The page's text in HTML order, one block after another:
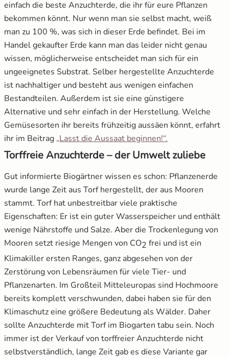
Anzuchterde für Zimmerpflanzen
13. Samenfeste Gemüsesamen nach
ökologischer Anbaumethode bei Beetliebe
14. Zusammenfassung
einfach die beste Anzuchterde, die ihr für eure Pflanzen
bekommen könnt. Nur wenn man sie selbst macht, weiß
man zu 100 %, was sich in dieser Erde befindet. Bei im
Handel gekaufter Erde kann man das leider nicht genau
wissen, möglicherweise entscheidet man sich für ein
ungeeignetes Substrat. Selber hergestellte Anzuchterde
ist nachhaltiger und besteht aus wenigen einfachen
Bestandteilen. Außerdem ist sie eine günstigere
Alternative und sehr einfach in der Herstellung. Welche
Gemüsesorten ihr bereits frühzeitig aussäen könnt, erfahrt
ihr im Beitrag „Lasst die Aussaat beginnen!“.
Torffreie Anzuchterde – der Umwelt zuliebe
Gut informierte Biogärtner wissen es schon: Pflanzenerde
wurde lange Zeit aus Torf hergestellt, der aus Mooren
stammt. Torf hat unbestreitbar viele praktische
Eigenschaften: Er ist ein guter Wasserspeicher und enthält
wenige Nährstoffe und Salze. Aber die Trockenlegung von
Mooren setzt riesige Mengen von CO2 frei und ist ein
Klimakiller ersten Ranges, ganz abgesehen von der
Zerstörung von Lebensräumen für viele Tier- und
Pflanzenarten. Im Großteil Mitteleuropas sind Hochmoore
bereits komplett verschwunden, dabei haben sie für den
Klimaschutz eine größere Bedeutung als Wälder. Daher
sollte Anzuchterde mit Torf im Biogarten tabu sein. Noch
immer ist der Verkauf von torffreier Anzuchterde nicht
selbstverständlich, lange Zeit gab es diese Variante gar
Tomaten
Zucchini
Zuckermais
Zuckerschoten